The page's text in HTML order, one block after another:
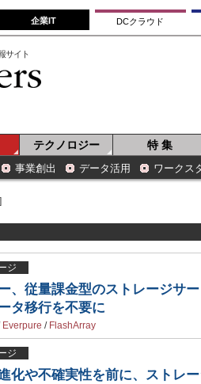
企業IT DCクラウド
サイト
テクノロジー 特 集
事業創出 データ活用 ワークス
ジ
、従量課金型のストレージサ
タ移行を不要に
Everpure / FlashArray
ジ
進化や不確実性を前に、ストレ